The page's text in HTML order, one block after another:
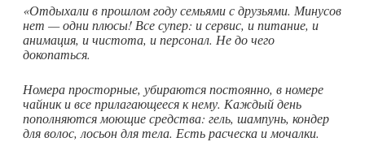
«Отдыхали в прошлом году семьями с друзьями. Минусов
нет — одни плюсы! Все супер: и сервис, и питание, и
анимация, и чистота, и персонал. Не до чего
докопаться.
Номера просторные, убираются постоянно, в номере
чайник и все прилагающееся к нему. Каждый день
пополняются моющие средства: гель, шампунь, кондер
для волос, лосьон для тела. Есть расческа и мочалки.